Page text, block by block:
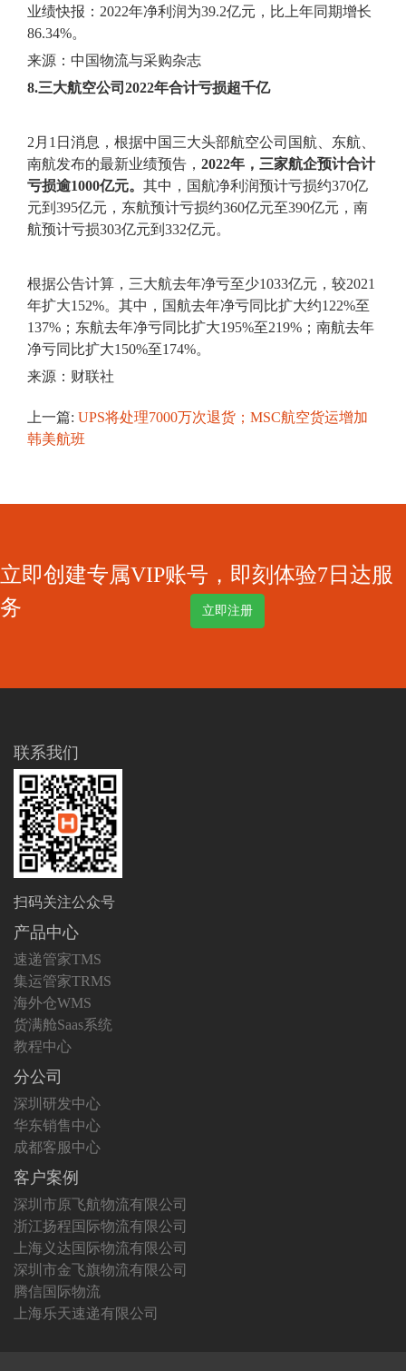
业绩快报：2022年净利润为39.2亿元，比上年同期增长
86.34%。
来源：中国物流与采购杂志
8.三大航空公司2022年合计亏损超千亿
2月1日消息，根据中国三大头部航空公司国航、东航、
南航发布的最新业绩预告， 2022年，三家航企预计合计
亏损逾1000亿元。 其中，国航净利润预计亏损约370亿
元到395亿元，东航预计亏损约360亿元至390亿元，南
航预计亏损303亿元到332亿元。
根据公告计算，三大航去年净亏至少1033亿元，较2021
年扩大152%。其中，国航去年净亏同比扩大约122%至
137%；东航去年净亏同比扩大195%至219%；南航去年
净亏同比扩大150%至174%。
来源：财联社
上一篇: UPS将处理7000万次退货；MSC航空货运增加
韩美航班
立即创建专属VIP账号，即刻体验7日达服
务
立即注册
联系我们
扫码关注公众号
产品中心
速递管家TMS
集运管家TRMS
海外仓WMS
货满舱Saas系统
教程中心
分公司
深圳研发中心
华东销售中心
成都客服中心
客户案例
深圳市原飞航物流有限公司
浙江扬程国际物流有限公司
上海义达国际物流有限公司
深圳市金飞旗物流有限公司
腾信国际物流
上海乐天速递有限公司